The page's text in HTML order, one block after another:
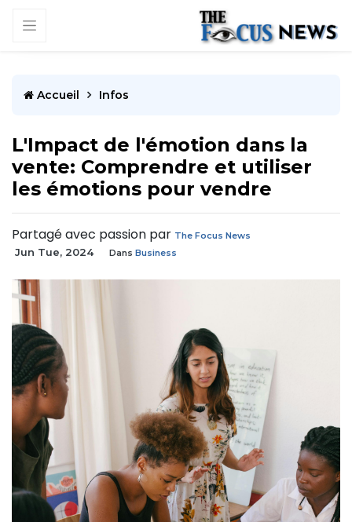
Accueil Infos
L'Impact de l'émotion dans la
vente: Comprendre et utiliser
les émotions pour vendre
Partagé avec passion par The Focus News
Jun Tue, 2024 Dans Business